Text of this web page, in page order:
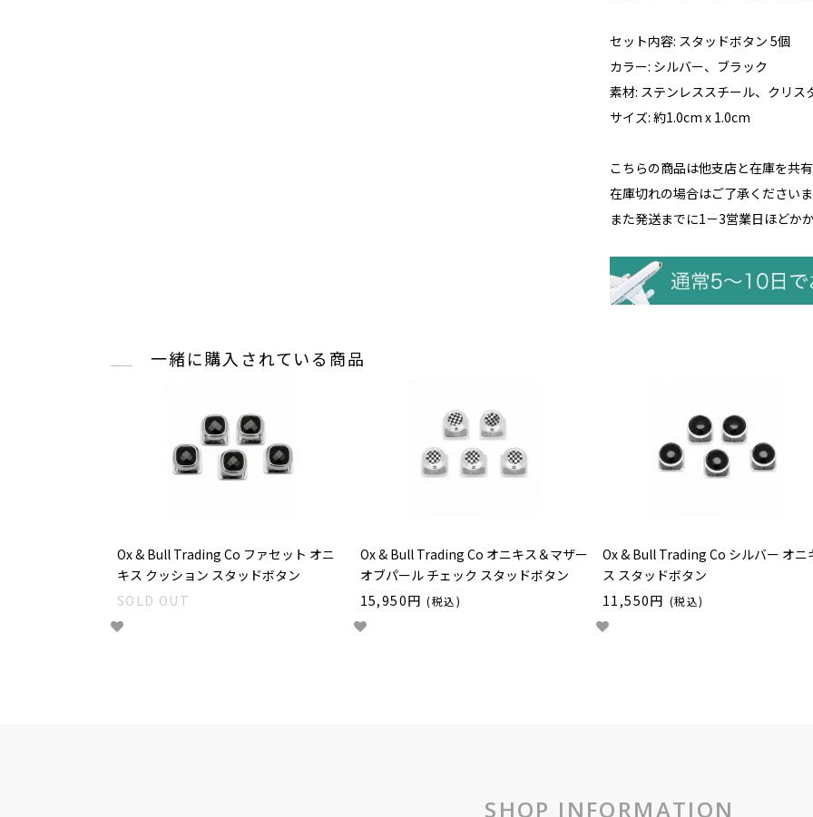
セット内容: スタッドボタン 5個
カラー: シルバー、ブラック
素材: ステンレススチール、クリス
サイズ: 約1.0cm x 1.0cm
こちらの商品は他支店と在庫を共
在庫切れの場合はご了承ください
また発送までに1－3営業日ほどか
一緒に購入されている商品
Ox & Bull Trading Co ファセット オニ
キス クッション スタッドボタン
SOLD OUT
Ox & Bull Trading Co オニキス＆マザー
オブパール チェック スタッドボタン
15,950円 (税込)
Ox & Bull Trading Co シルバー オニ
ス スタッドボタン
11,550円 (税込)
SHOP INFORMATION